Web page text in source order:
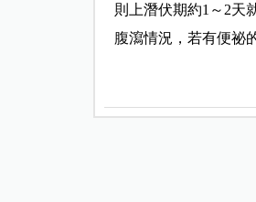
則上潛伏期約1～2天
腹瀉情況，若有便祕